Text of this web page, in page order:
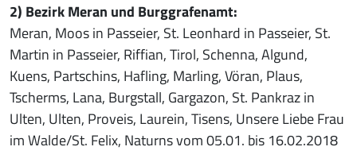
2) Bezirk Meran und Burggrafenamt:
Meran, Moos in Passeier, St. Leonhard in Passeier, St.
Martin in Passeier, Riffian, Tirol, Schenna, Algund,
Kuens, Partschins, Hafling, Marling, Vöran, Plaus,
Tscherms, Lana, Burgstall, Gargazon, St. Pankraz in
Ulten, Ulten, Proveis, Laurein, Tisens, Unsere Liebe Frau
im Walde/St. Felix, Naturns vom 05.01. bis 16.02.2018